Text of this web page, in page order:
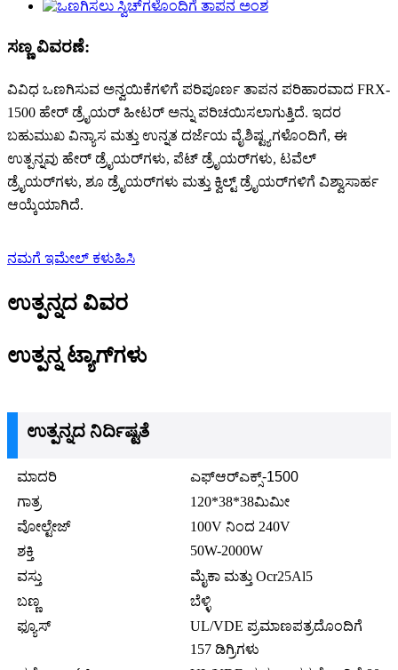
ಸಣ್ಣ ವಿವರಣೆ:
ವಿವಿಧ ಒಣಗಿಸುವ ಅನ್ವಯಿಕೆಗಳಿಗೆ ಪರಿಪೂರ್ಣ ತಾಪನ ಪರಿಹಾರವಾದ FRX-
1500 ಹೇರ್ ಡ್ರೈಯರ್ ಹೀಟರ್ ಅನ್ನು ಪರಿಚಯಿಸಲಾಗುತ್ತಿದೆ. ಇದರ
ಬಹುಮುಖ ವಿನ್ಯಾಸ ಮತ್ತು ಉನ್ನತ ದರ್ಜೆಯ ವೈಶಿಷ್ಟ್ಯಗಳೊಂದಿಗೆ, ಈ
ಉತ್ಪನ್ನವು ಹೇರ್ ಡ್ರೈಯರ್‌ಗಳು, ಪೆಟ್ ಡ್ರೈಯರ್‌ಗಳು, ಟವೆಲ್
ಡ್ರೈಯರ್‌ಗಳು, ಶೂ ಡ್ರೈಯರ್‌ಗಳು ಮತ್ತು ಕ್ವಿಲ್ಟ್ ಡ್ರೈಯರ್‌ಗಳಿಗೆ ವಿಶ್ವಾಸಾರ್ಹ
ಆಯ್ಕೆಯಾಗಿದೆ.
ನಮಗೆ ಇಮೇಲ್ ಕಳುಹಿಸಿ
ಉತ್ಪನ್ನದ ವಿವರ
ಉತ್ಪನ್ನ ಟ್ಯಾಗ್‌ಗಳು
ಉತ್ಪನ್ನದ ನಿರ್ದಿಷ್ಟತೆ
ಮಾದರಿ
ಎಫ್‌ಆರ್‌ಎಕ್ಸ್-1500
ಗಾತ್ರ
120*38*38ಮಿಮೀ
ವೋಲ್ಟೇಜ್
100V ನಿಂದ 240V
ಶಕ್ತಿ
50W-2000W
ವಸ್ತು
ಮೈಕಾ ಮತ್ತು Ocr25Al5
ಬಣ್ಣ
ಬೆಳ್ಳಿ
ಫ್ಯೂಸ್
UL/VDE ಪ್ರಮಾಣಪತ್ರದೊಂದಿಗೆ
157 ಡಿಗ್ರಿಗಳು